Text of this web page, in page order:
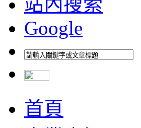
Google
首頁